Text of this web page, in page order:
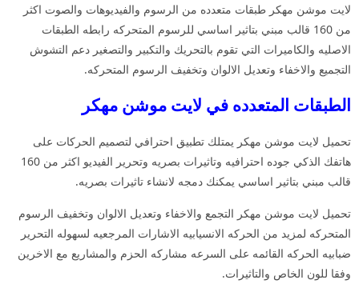
لايت موشن مهكر طبقات متعدده من الرسوم والفيديوهات والصوت اكثر
من 160 قالب مبني بتاثير اساسي للرسوم المتحركه رابطه الطبقات
الاصليه والكاميرات التي تقوم بالتحريك والتكبير والتصغير دعم التشوش
التجميع والاخفاء وتعديل الالوان وتخفيف الرسوم المتحركه.
الطبقات المتعدده في لايت موشن مهكر
تحميل لايت موشن مهكر يمتلك تطبيق احترافي لتصميم الحركات على
هاتفك الذكي جوده احترافيه وتاثيرات بصريه وتحرير الفيديو اكثر من 160
قالب مبني بتاثير اساسي يمكنك دمجه لانشاء تاثيرات بصريه.
تحميل لايت موشن مهكر التجمع والاخفاء وتعديل الالوان وتخفيف الرسوم
المتحركه لمزيد من الحركه الانسيابيه الاشارات المرجعيه لسهوله التحرير
ضبابيه الحركه القائمه على السرعه مشاركه الحزم والمشاريع مع الاخرين
وفقا للون الخاص والتاثيرات.